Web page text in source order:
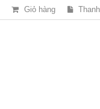
Giỏ hàng